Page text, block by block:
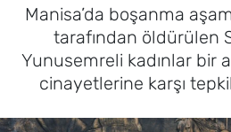
Manisa’da boşanma
tarafından öldürülen
Yunusemreli kadınlar bir
cinayetlerine karşı
3.SAYFA
EĞİTİM
Süper Lig Puan
Tüm Manşetler